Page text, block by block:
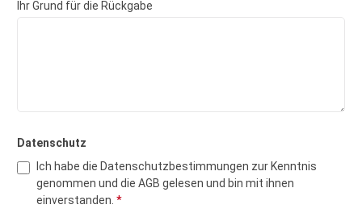
Ihr Grund für die Rückgabe
Datenschutz
Ich habe die Datenschutzbestimmungen zur Kenntnis
genommen und die AGB gelesen und bin mit ihnen
einverstanden. *